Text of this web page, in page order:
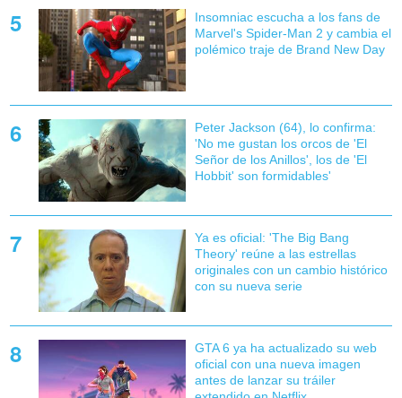
Insomniac escucha a los fans de
Marvel's Spider-Man 2 y cambia el
polémico traje de Brand New Day
Peter Jackson (64), lo confirma:
'No me gustan los orcos de 'El
Señor de los Anillos', los de 'El
Hobbit' son formidables'
Ya es oficial: 'The Big Bang
Theory' reúne a las estrellas
originales con un cambio histórico
con su nueva serie
GTA 6 ya ha actualizado su web
oficial con una nueva imagen
antes de lanzar su tráiler